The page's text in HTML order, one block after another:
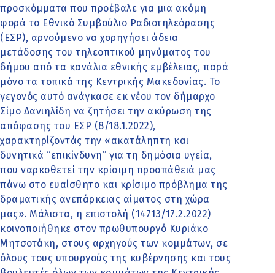
προσκόμματα που προέβαλε για μια ακόμη
φορά το Εθνικό Συμβούλιο Ραδιοτηλεόρασης
(ΕΣΡ), αρνούμενο να χορηγήσει άδεια
μετάδοσης του τηλεοπτικού μηνύματος του
δήμου από τα κανάλια εθνικής εμβέλειας, παρά
μόνο τα τοπικά της Κεντρικής Μακεδονίας. Το
γεγονός αυτό ανάγκασε εκ νέου τον δήμαρχο
Σίμο Δανιηλίδη να ζητήσει την ακύρωση της
απόφασης του ΕΣΡ (8/18.1.2022),
χαρακτηρίζοντάς την «ακατάληπτη και
δυνητικά ‘‘επικίνδυνη’’ για τη δημόσια υγεία,
που ναρκοθετεί την κρίσιμη προσπάθειά μας
πάνω στο ευαίσθητο και κρίσιμο πρόβλημα της
δραματικής ανεπάρκειας αίματος στη χώρα
μας». Μάλιστα, η επιστολή (14713/17.2.2022)
κοινοποιήθηκε στον πρωθυπουργό Κυριάκο
Μητσοτάκη, στους αρχηγούς των κομμάτων, σε
όλους τους υπουργούς της κυβέρνησης και τους